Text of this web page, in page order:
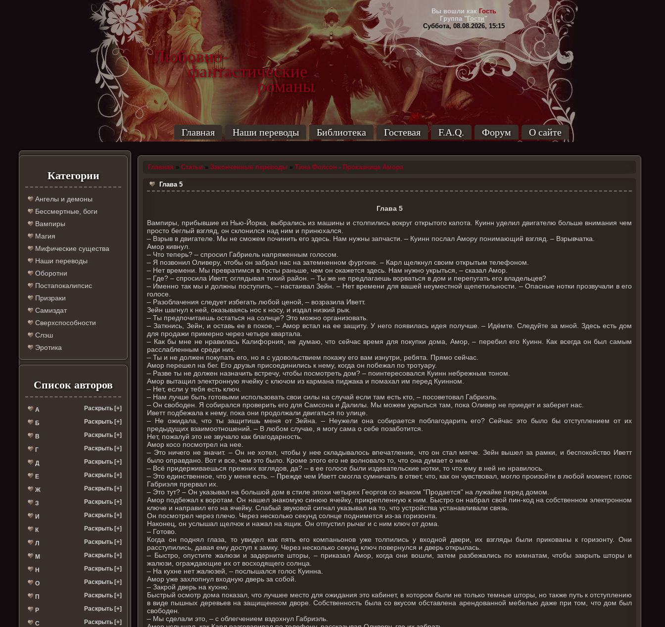
Любовно-
фантастические
романы
Вы вошли как Гость
Группа " Гости"
Суббота, 08.08.2026, 15:15
Главная Наши переводы Библиотека Гостевая F.A.Q. Форум О сайте
Категории
Ангелы и демоны
Бессмертные, боги
Вампиры
Магия
Мифические существа
Наши переводы
Оборотни
Постапокалипсис
Призраки
Самиздат
Сверхспособности
Слэш
Эротика
Список авторов
А Раскрыть [+]
Б Раскрыть [+]
В Раскрыть [+]
Г Раскрыть [+]
Д Раскрыть [+]
Е Раскрыть [+]
Ж Раскрыть [+]
З Раскрыть [+]
И Раскрыть [+]
К Раскрыть [+]
Л Раскрыть [+]
М Раскрыть [+]
Н Раскрыть [+]
О Раскрыть [+]
П Раскрыть [+]
Р Раскрыть [+]
С Раскрыть [+]
Главная »Статьи »Законченные переводы »Тина Фолсон - Проказница Амора
Глава 5
Глава 5
Вампиры, прибывшие из Нью-Йорка, выбрались из машины и столпились вокруг открытого капота. Куинн уделил двигателю больше внимания чем
просто беглый взгляд, он склонился над ним и принюхался.
– Взрыв в двигателе. Мы не сможем починить его здесь. Нам нужны запчасти. – Куинн послал Амору понимающий взгляд. – Взрывчатка.
Амор кивнул.
– Что теперь? – спросил Габриель напряженным голосом.
– Я позвонил Оливеру, чтобы он забрал нас на затемненном фургоне. – Карл щелкнул своим открытым телефоном.
– Нет времени. Мы превратимся в тосты раньше, чем он окажется здесь. Нам нужно укрыться, – сказал Амор.
– Где? – спросила Иветт, оглядывая тихий район. – Ты же не предлагаешь ворваться в дом и перепугать его владельцев?
– Именно так мы и должны поступить, – настаивал Зейн. – Нет времени для вашей неуместной щепетильности. – Опасные нотки прозвучали в его
голосе.
– Разоблачения следует избегать любой ценой, – возразила Иветт.
Зейн шагнул к ней, оказываясь нос к носу, и издал низкий рык.
– Ты предпочитаешь остаться на солнце? Это можно организовать.
– Заткнись, Зейн, и оставь ее в покое, – Амор встал на ее защиту. У него появилась идея получше. – Идёмте. Следуйте за мной. Здесь есть дом
для продажи примерно через четыре квартала.
– Как бы мне не нравилась Калифорния, не думаю, что сейчас время для покупки дома, Амор, – перебил его Куинн. Как всегда он был самым
расслабленным среди них.
– Ты и не должен покупать его, но я с удовольствием покажу его вам изнутри, ребята. Прямо сейчас.
Амор перешел на бег. Его друзья присоединились к нему, когда он побежал по тротуару.
– Разве ты не должен назначить встречу, чтобы посмотреть дом? – поинтересовался Куинн небрежным тоном.
Амор вытащил электронную ячейку с ключом из кармана пиджака и помахал им перед Куинном.
– Нет, если у тебя есть ключ.
– Нам лучше быть готовыми использовать свои силы на случай если там есть кто, – посоветовал Габриэль.
– Он свободен. Я собирался проверить его для Самсона и Далилы. Мы можем укрыться там, пока Оливер не приедет и заберет нас.
Иветт подбежала к нему, пока они продолжали двигаться по улице.
– Не ожидала, что ты защитишь меня от Зейна. – Неужели она собирается поблагодарить его? Сейчас это было бы отступлением от их
предыдущих взаимоотношений. – В любом случае, я могу сама о себе позаботится.
Нет, пожалуй это не звучало как благодарность.
Амор косо посмотрел на нее.
– Это ничего не значит. – Он не хотел, чтобы у нее складывалось впечатление, что он стал мягче. Зейн вышел за рамки, и беспокойство Иветт
было оправдано. Вот и все, чем это было. Кроме этого его не волновало то, что она думает о нем.
– Всё придерживаешься прежних взглядов, да? – в ее голосе были издевательские нотки, то что ему в ней не нравилось.
– Это единственное, что у меня есть. – Прежде чем Иветт смогла сумничать в ответ, что, как он чувствовал, могло произойти в любой момент, голос
Габриэля прервал их.
– Это тут? – Он указывал на большой дом в стиле эпохи четырех Георгов со знаком "Продается" на лужайке перед домом.
Амор подбежал к воротам. Он нашел знакомую синюю ячейку, прикрепленную к ним. Быстро он набрал свой пин-код на собственном электронном
ключе и направил его на ячейку. Слабый звуковой сигнал указывал на то, что устройства устанавливали связь.
Он посмотрел через плечо. Через несколько секунд солнце поднимется из-за горизонта.
Наконец, он услышал щелчок и нажал на ящик. Он отпустил рычаг и с ним ключ от дома.
– Готово.
Когда он поднял глаза, то увидел как пять его компаньонов уже толпились у входной двери, их взгляды были прикованы к горизонту. Они
расступились, давая ему доступ к замку. Через несколько секунд ключ повернулся и дверь открылась.
– Быстро, опустите жалюзи и задерните шторы, – приказал Амор, когда они вошли, затем разбежались по комнатам, чтобы закрыть шторы и
жалюзи, ограждающие их от восходящего солнца.
– На кухне нет жалюзей, – послышался голос Куинна.
Амор уже захлопнул входную дверь за собой.
– Закрой дверь на кухню.
Быстрый осмотр дома показал, что лучшее место для ожидания это кабинет, в котором были не только темные шторы, но также путь к отступлению
в виде пышных деревьев на защищенном дворе. Собственность была со вкусом обставлена арендованной мебелью даже при том, что дом был
свободен.
– Мы сделали это, – с облегчением вздохнул Габриэль.